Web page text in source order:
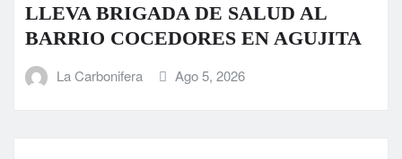
LLEVA BRIGADA DE SALUD AL
BARRIO COCEDORES EN AGUJITA
La Carbonifera Ago 5, 2026